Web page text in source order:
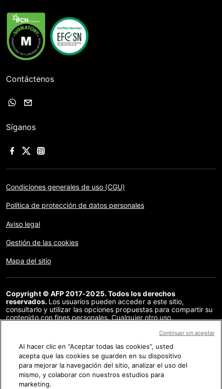
Contáctenos
Síganos
Condiciones generales de uso (CGU)
Política de protección de datos personales
Aviso legal
Gestión de las cookies
Mapa del sitio
Copyright © AFP 2017-2025. Todos los derechos
reservados. Los usuarios pueden acceder a este sitio,
consultarlo y utilizar las opciones propuestas para compartir su
contenido con fines personales. Cualquier otro uso,
distribución del contenido de este sitio, en su totalidad o en
acuerdo específico firmado con la AFP, está estrictamente
prohibido. Los elementos analizados en cada verificación se
presentan o se enlazan en tanto en cuanto son necesarios para
la correcta comprensión de la verificación en cuestión. La AFP
no cuenta con derechos sobre los autores ni sobre los
Al hacer clic en “Aceptar todas las cookies”, usted
acepta que las cookies se guarden en su dispositivo
para mejorar la navegación del sitio, analizar el uso del
mismo, y colaborar con nuestros estudios para
marketing.
Continuar sin aceptar